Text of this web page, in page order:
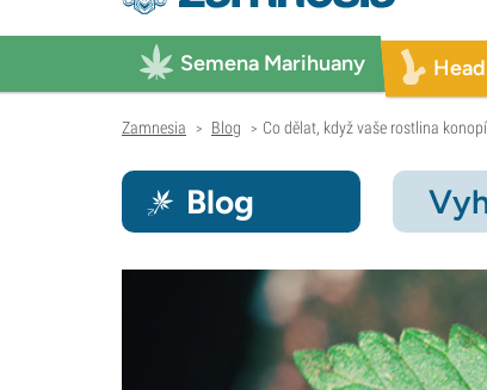
Semena Marihuany
Zamnesia > Blog > Co dělat, když vaše rostlina
Blog